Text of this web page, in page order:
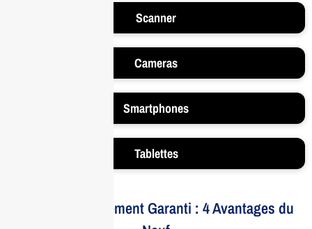
Scanner
Cameras
Smartphones
Tablettes
Votre Investissement Garanti : 4 Avantages du